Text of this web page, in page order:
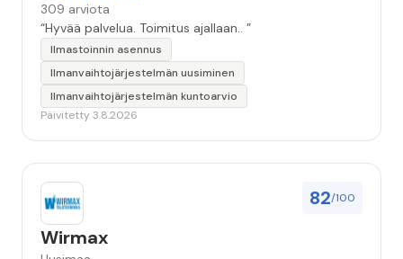
309 arviota
“Hyvää palvelua. Toimitus ajallaan.. ”
Ilmastoinnin asennus
Ilmanvaihtojärjestelmän uusiminen
Ilmanvaihtojärjestelmän kuntoarvio
Päivitetty 3.8.2026
82/100
Wirmax